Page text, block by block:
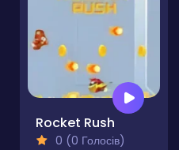
Rocket Rush
0 (0 Голосів)